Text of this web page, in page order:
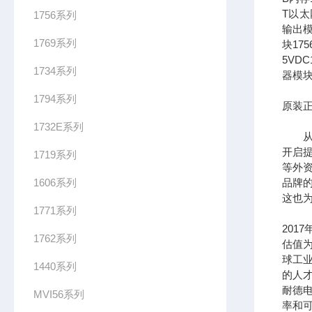
1756系列
1769系列
1734系列
1794系列
1732E系列
1719系列
1606系列
1771系列
1762系列
1440系列
MVI56系列
T以太
输出
块
器模
原装
从全
开启
等外
品牌
这也
2017
估值
球工
的人
耐德
率和